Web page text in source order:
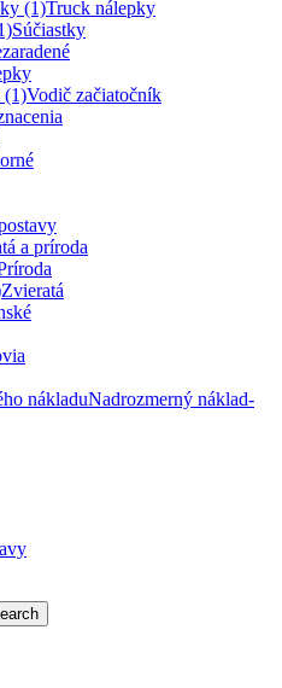
Truck nálepky
Súčiastky
Vodič začiatočník
a príroda
Zvieratá
Nadrozmerný náklad-